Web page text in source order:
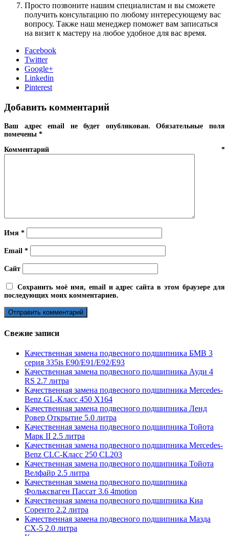
Просто позвоните нашим специалистам и вы сможете
получить консультацию по любому интересующему вас
вопросу. Также наш менеджер поможет вам записаться
на визит к мастеру на любое удобное для вас время.
Facebook
Twitter
Google+
Linkedin
Pinterest
Добавить комментарий
Ваш адрес email не будет опубликован.
Обязательные поля
помечены *
Комментарий *
Имя *
Email *
Сайт
Сохранить моё имя, email и адрес сайта в этом браузере для
последующих моих комментариев.
Свежие записи
Качественная замена подвесного подшипника БМВ 3
серия 335is E90/E91/E92/E93
Качественная замена подвесного подшипника Ауди 4
RS 2.7 литра
Качественная замена подвесного подшипника Mercedes-
Benz GL-Класс 450 X164
Качественная замена подвесного подшипника Ленд
Ровер Открытие 5.0 литра
Качественная замена подвесного подшипника Тойота
Марк II 2.5 литра
Качественная замена подвесного подшипника Mercedes-
Benz CLC-Класс 250 CL203
Качественная замена подвесного подшипника Тойота
Велфайр 2.5 литра
Качественная замена подвесного подшипника
Фольксваген Пассат 3.6 4motion
Качественная замена подвесного подшипника Киа
Соренто 2.2 литра
Качественная замена подвесного подшипника Мазда
СХ-5 2.0 литра